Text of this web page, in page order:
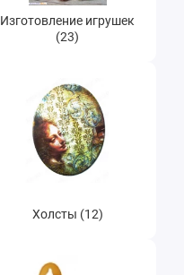
Изготовление игрушек
(23)
Холсты (12)